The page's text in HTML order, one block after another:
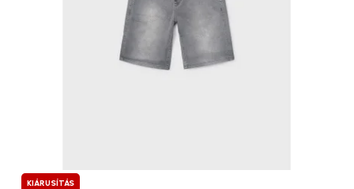
KIÁRUSÍTÁS